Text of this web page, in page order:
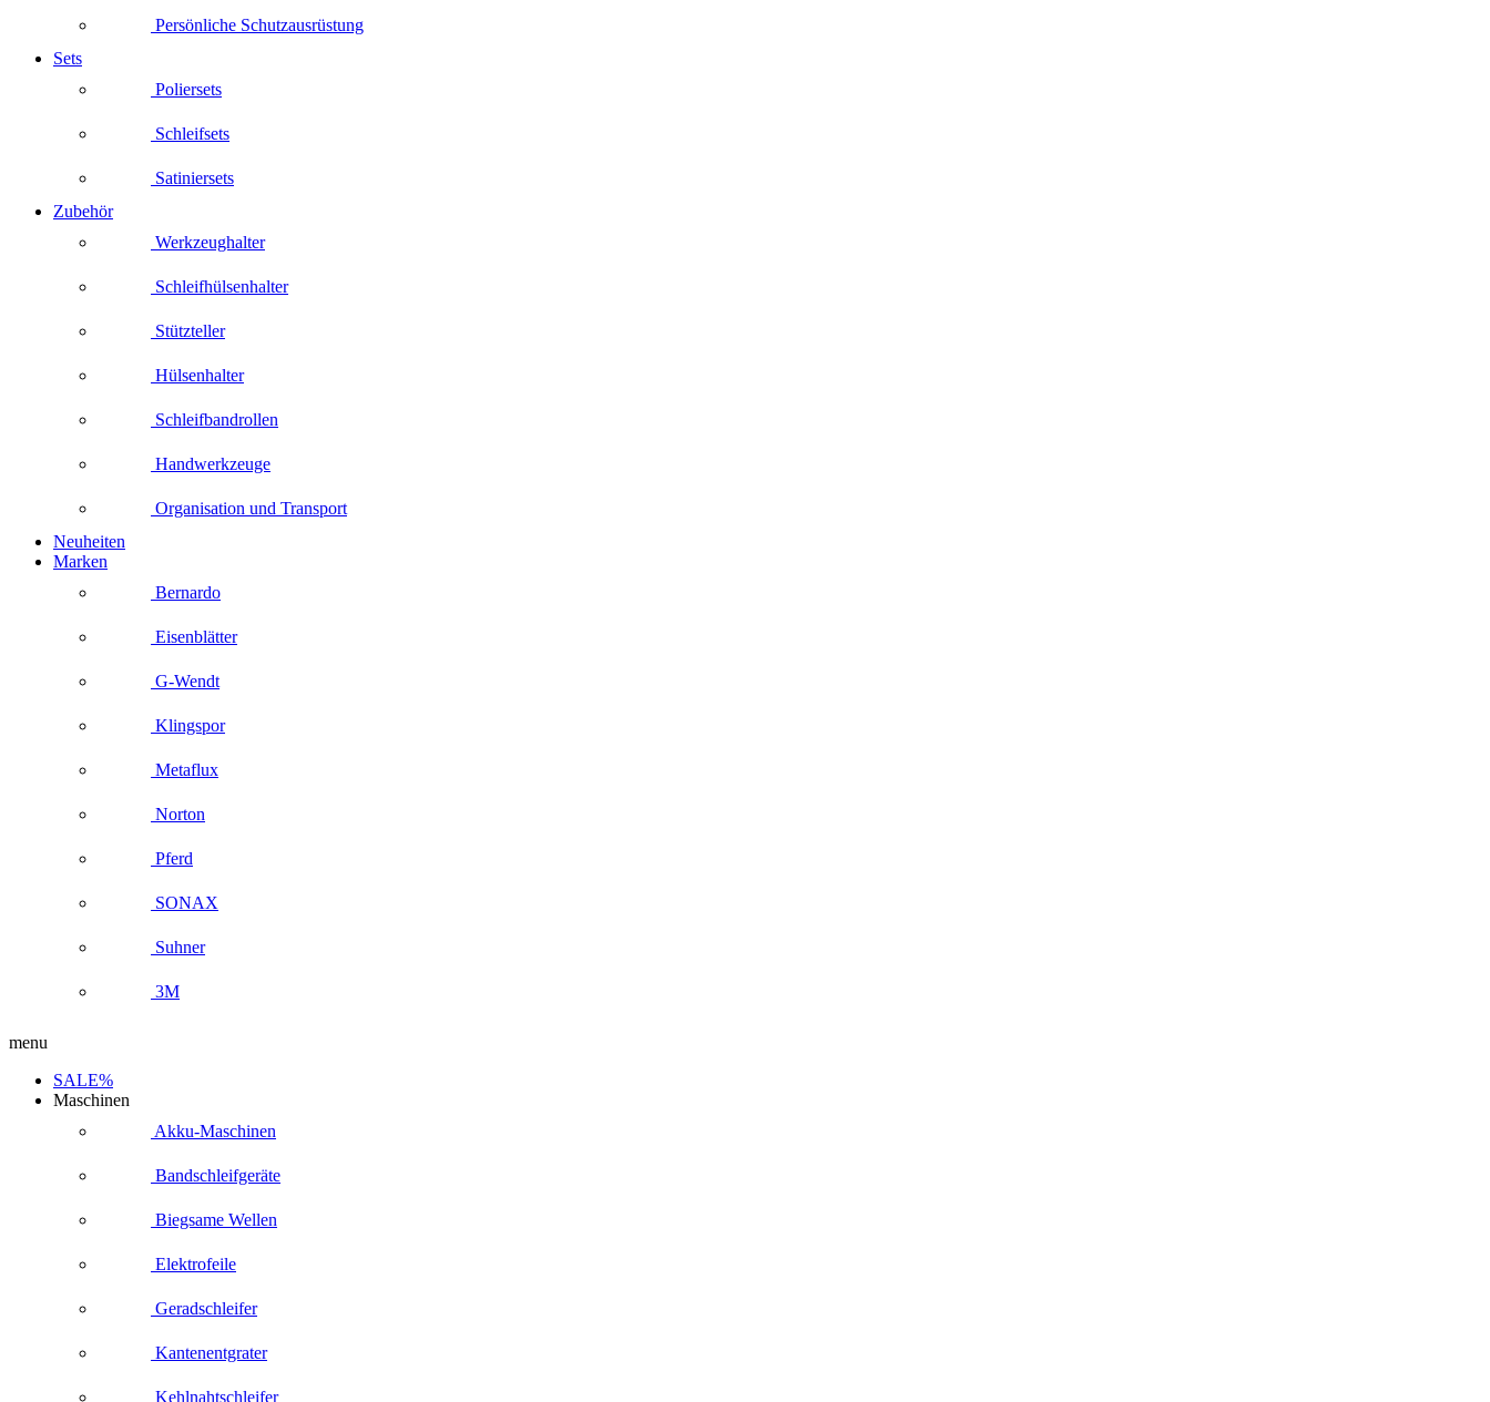
Persönliche Schutzausrüstung
Sets
Poliersets
Schleifsets
Satiniersets
Zubehör
Werkzeughalter
Schleifhülsenhalter
Stützteller
Hülsenhalter
Schleifbandrollen
Handwerkzeuge
Organisation und Transport
Neuheiten
Marken
Bernardo
Eisenblätter
G-Wendt
Klingspor
Metaflux
Norton
Pferd
SONAX
Suhner
3M
menu
SALE%
Maschinen
Akku-Maschinen
Bandschleifgeräte
Biegsame Wellen
Elektrofeile
Geradschleifer
Kantenentgrater
Kehlnahtschleifer